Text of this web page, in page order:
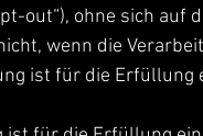
out“), ohne sich auf
wenn die
ist für die